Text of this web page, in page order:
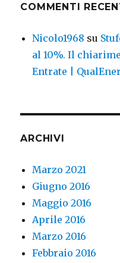
COMMENTI
Nicolo1968 su
al 10%. Il
Entrate |
ARCHIVI
Marzo 2021
Giugno 2016
Maggio 2016
Aprile 2016
Marzo 2016
Febbraio 2016